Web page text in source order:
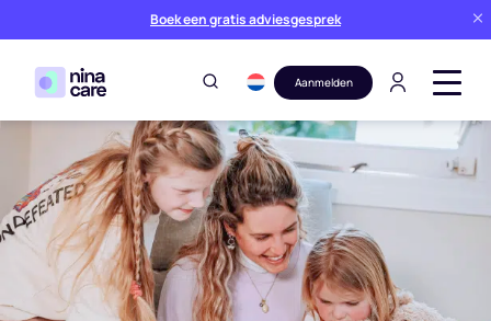
Boek een gratis adviesgesprek
Aanmelden